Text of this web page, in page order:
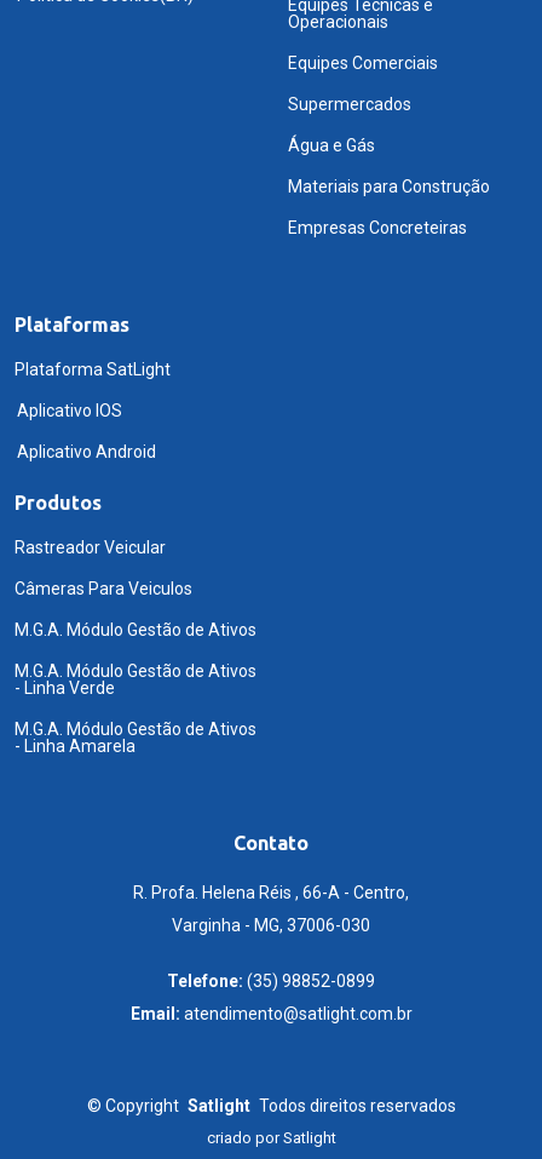
Equipes Técnicas e
Operacionais
Equipes Comerciais
Supermercados
Água e Gás
Materiais para Construção
Empresas Concreteiras
Plataformas
Plataforma SatLight
Aplicativo IOS
Aplicativo Android
Produtos
Rastreador Veicular
Câmeras Para Veiculos
M.G.A. Módulo Gestão de Ativos
M.G.A. Módulo Gestão de Ativos
- Linha Verde
M.G.A. Módulo Gestão de Ativos
- Linha Amarela
Contato
R. Profa. Helena Réis , 66-A - Centro,
Varginha - MG, 37006-030
Telefone: (35) 98852-0899
Email: atendimento@satlight.com.br
© Copyright Satlight Todos direitos reservados
criado porSatlight